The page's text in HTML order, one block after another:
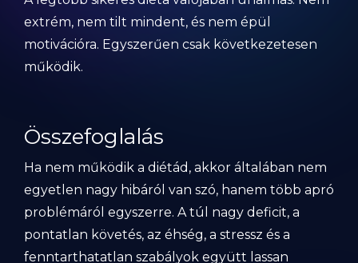
extrém, nem tilt mindent, és nem épül
motivációra. Egyszerűen csak következetesen
működik.
Összefoglalás
Ha nem működik a diétád, akkor általában nem
egyetlen nagy hibáról van szó, hanem több apró
problémáról egyszerre. A túl nagy deficit, a
pontatlan követés, az éhség, a stressz és a
fenntarthatatlan szabályok együtt lassan